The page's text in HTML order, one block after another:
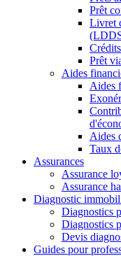
Prêt
Livret
Prêt
Aides
Aides
Aides
Taux
Assurances
Assurance
Assurance
Diagnostic
Diagnostics
Diagnostics
Devis
Guides pour